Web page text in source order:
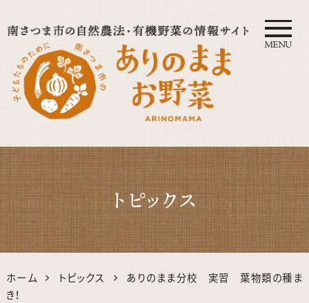
自然農法・オーガニック南さつ
ま公式サイト｜鹿児島の有機・
無農薬野菜
MENU
トピックス
ホーム トピックス
ありのまま分校 実習 葉物類の種ま
き！